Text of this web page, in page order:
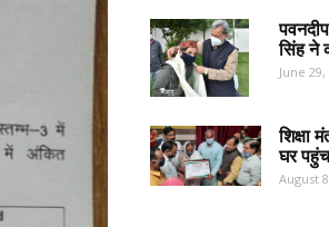
सिंह ने
June 29,
शिक्षा
घर
August